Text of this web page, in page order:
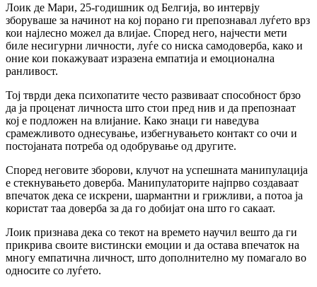
Лоик де Мари, 25-годишник од Белгија, во интервју
зборуваше за начинот на кој порано ги препознавал луѓето врз
кои најлесно можел да влијае. Според него, најчести мети
биле несигурни личности, луѓе со ниска самодоверба, како и
оние кои покажуваат изразена емпатија и емоционална
ранливост.
Тој тврди дека психопатите често развиваат способност брзо
да ја проценат личноста што стои пред нив и да препознаат
кој е подложен на влијание. Како знаци ги наведува
срамежливото однесување, избегнувањето контакт со очи и
постојаната потреба од одобрување од другите.
Според неговите зборови, клучот на успешната манипулација
е стекнувањето доверба. Манипулаторите најпрво создаваат
впечаток дека се искрени, шармантни и грижливи, а потоа ја
користат таа доверба за да го добијат она што го сакаат.
Лоик признава дека со текот на времето научил вешто да ги
прикрива своите вистински емоции и да остава впечаток на
многу емпатична личност, што дополнително му помагало во
односите со луѓето.